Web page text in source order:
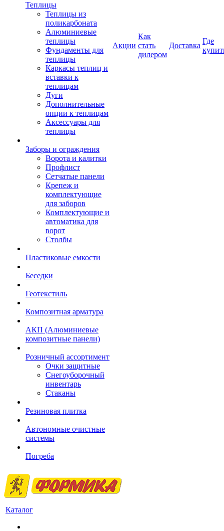
Теплицы
Теплицы из
поликарбоната
Алюминиевые
теплицы
Фундаменты для
теплицы
Каркасы теплиц и
вставки к
теплицам
Дуги
Дополнительные
опции к теплицам
Аксессуары для
теплицы
Заборы и ограждения
Ворота и калитки
Профлист
Сетчатые панели
Крепеж и
комплектующие
для заборов
Комплектующие и
автоматика для
ворот
Столбы
Пластиковые емкости
Беседки
Геотекстиль
Композитная арматура
АКП (Алюминиевые
композитные панели)
Розничный ассортимент
Очки защитные
Снегоуборочный
инвентарь
Стаканы
Резиновая плитка
Автономные очистные
системы
Погреба
Акции
Как
стать
дилером
Доставка
Где
Каталог